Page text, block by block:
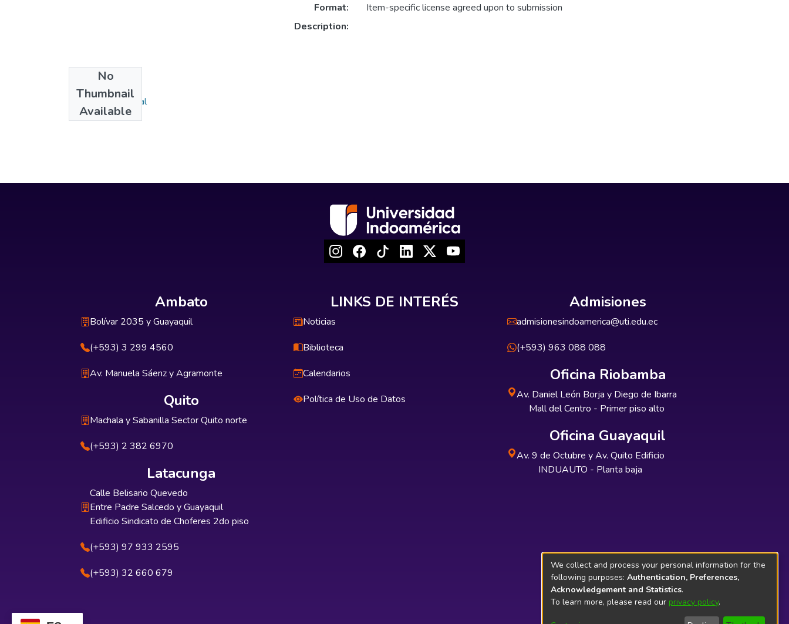
No
Thumbnail
Available
Format:
Item-specific license agreed upon to submission
Description:
Collections
Ingeniería Industrial
Ambato
Bolívar 2035 y Guayaquil
(+593) 3 299 4560
Av. Manuela Sáenz y Agramonte
Quito
Machala y Sabanilla Sector Quito norte
(+593) 2 382 6970
Latacunga
Calle Belisario Quevedo
Entre Padre Salcedo y Guayaquil
Edificio Sindicato de Choferes 2do piso
(+593) 97 933 2595
(+593) 32 660 679
LINKS DE INTERÉS
Noticias
Biblioteca
Calendarios
Política de Uso de Datos
Admisiones
admisionesindoamerica@uti.edu.ec
(+593) 963 088 088
Oficina Riobamba
Av. Daniel León Borja y Diego de Ibarra
Mall del Centro - Primer piso alto
Oficina Guayaquil
Av. 9 de Octubre y Av. Quito Edificio
INDUAUTO - Planta baja
We collect and process your personal information for the
following purposes: Authentication, Preferences,
Acknowledgement and Statistics.
To learn more, please read our privacy policy.